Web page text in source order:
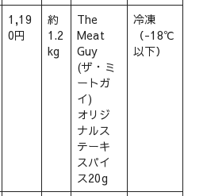
1,19
0円
約
1.2
kg
The
Meat
Guy
(ザ・ミ
ートガ
イ)
オリジ
ナルス
テーキ
スパイ
ス20g
冷凍
（-18℃
以下）